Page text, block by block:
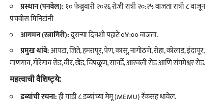
प्रस्थान (पनवेल): १० फेब्रुवारी २०२६ रोजी रात्री २०:२५ वाजतारात्री ८ वाजून
पंचवीस मिनिटांनी
आगमन (रत्नागिरी):दुसऱ्या दिवशी पहाटे ०४:०० वाजता.
प्रमुख थांबे:आपटा, जिते, हमरापूर, पेण, कासू, नागोठणे, रोहा, कोलाड, इंदापूर,
माणगाव, गोरेगाव रोड, वीर, खेड, चिपळूण, सावर्डे, आरवली रोड आणि संगमेश्वर रोड.
महत्वाची वैशिष्ट्ये:
डब्यांची रचना:ही गाडी ८ डब्यांच्या मेमू (MEMU) रॅकसह धावेल.